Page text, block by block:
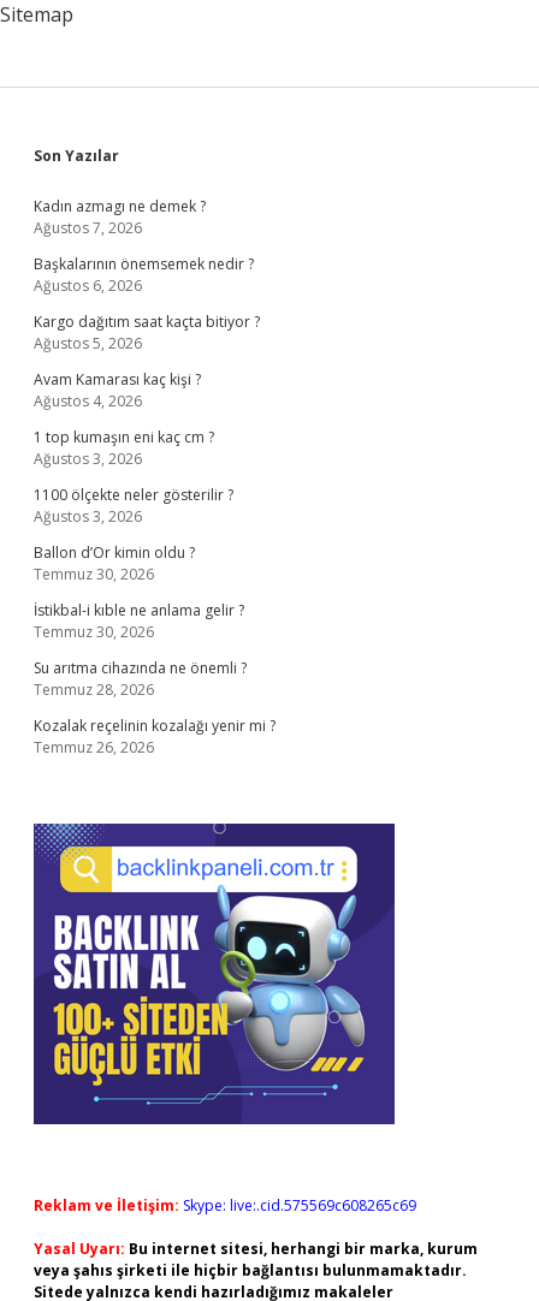
Sitemap
Sidebar
Son Yazılar
Kadın azmagı ne demek ?
Ağustos 7, 2026
Başkalarının önemsemek nedir ?
Ağustos 6, 2026
Kargo dağıtım saat kaçta bitiyor ?
Ağustos 5, 2026
Avam Kamarası kaç kişi ?
Ağustos 4, 2026
1 top kumaşın eni kaç cm ?
Ağustos 3, 2026
1100 ölçekte neler gösterilir ?
Ağustos 3, 2026
Ballon d’Or kimin oldu ?
Temmuz 30, 2026
İstikbal-i kıble ne anlama gelir ?
Temmuz 30, 2026
Su arıtma cihazında ne önemli ?
Temmuz 28, 2026
Kozalak reçelinin kozalağı yenir mi ?
Temmuz 26, 2026
Reklam ve İletişim: Skype: live:.cid.575569c608265c69
Yasal Uyarı: Bu internet sitesi, herhangi bir marka, kurum
veya şahıs şirketi ile hiçbir bağlantısı bulunmamaktadır.
Sitede yalnızca kendi hazırladığımız makaleler